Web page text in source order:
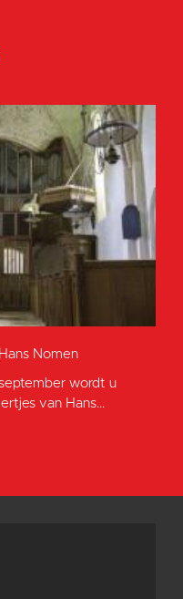
Nomen
wordt u
van Hans...